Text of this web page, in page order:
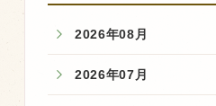
2026年08月
2026年07月